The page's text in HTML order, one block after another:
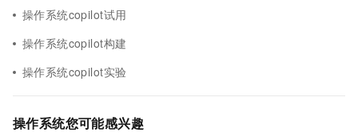
操作系统copilot试用
操作系统copilot构建
操作系统copilot实验
操作系统您可能感兴趣